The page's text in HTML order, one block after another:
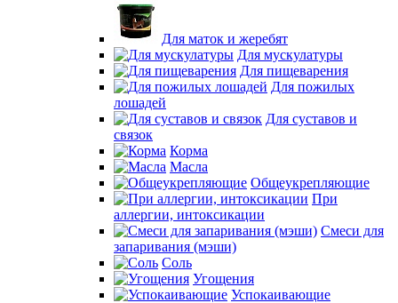
Для маток и жеребят
Для мускулатуры
Для пищеварения
Для пожилых
лошадей
Для суставов и
связок
Корма
Масла
Общеукрепляющие
При
аллергии, интоксикации
Смеси для
запаривания (мэши)
Соль
Угощения
Успокаивающие